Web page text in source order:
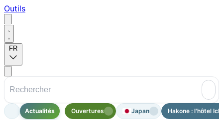
Outils
FR
Actualités Ouvertures Japan Hakone : l'hôtel